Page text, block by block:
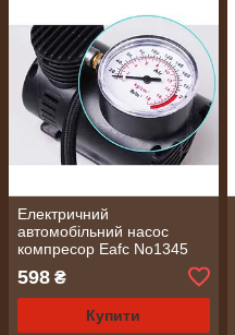
Електричний
автомобільний насос
компресор Eafc No1345
598 ₴
Купити